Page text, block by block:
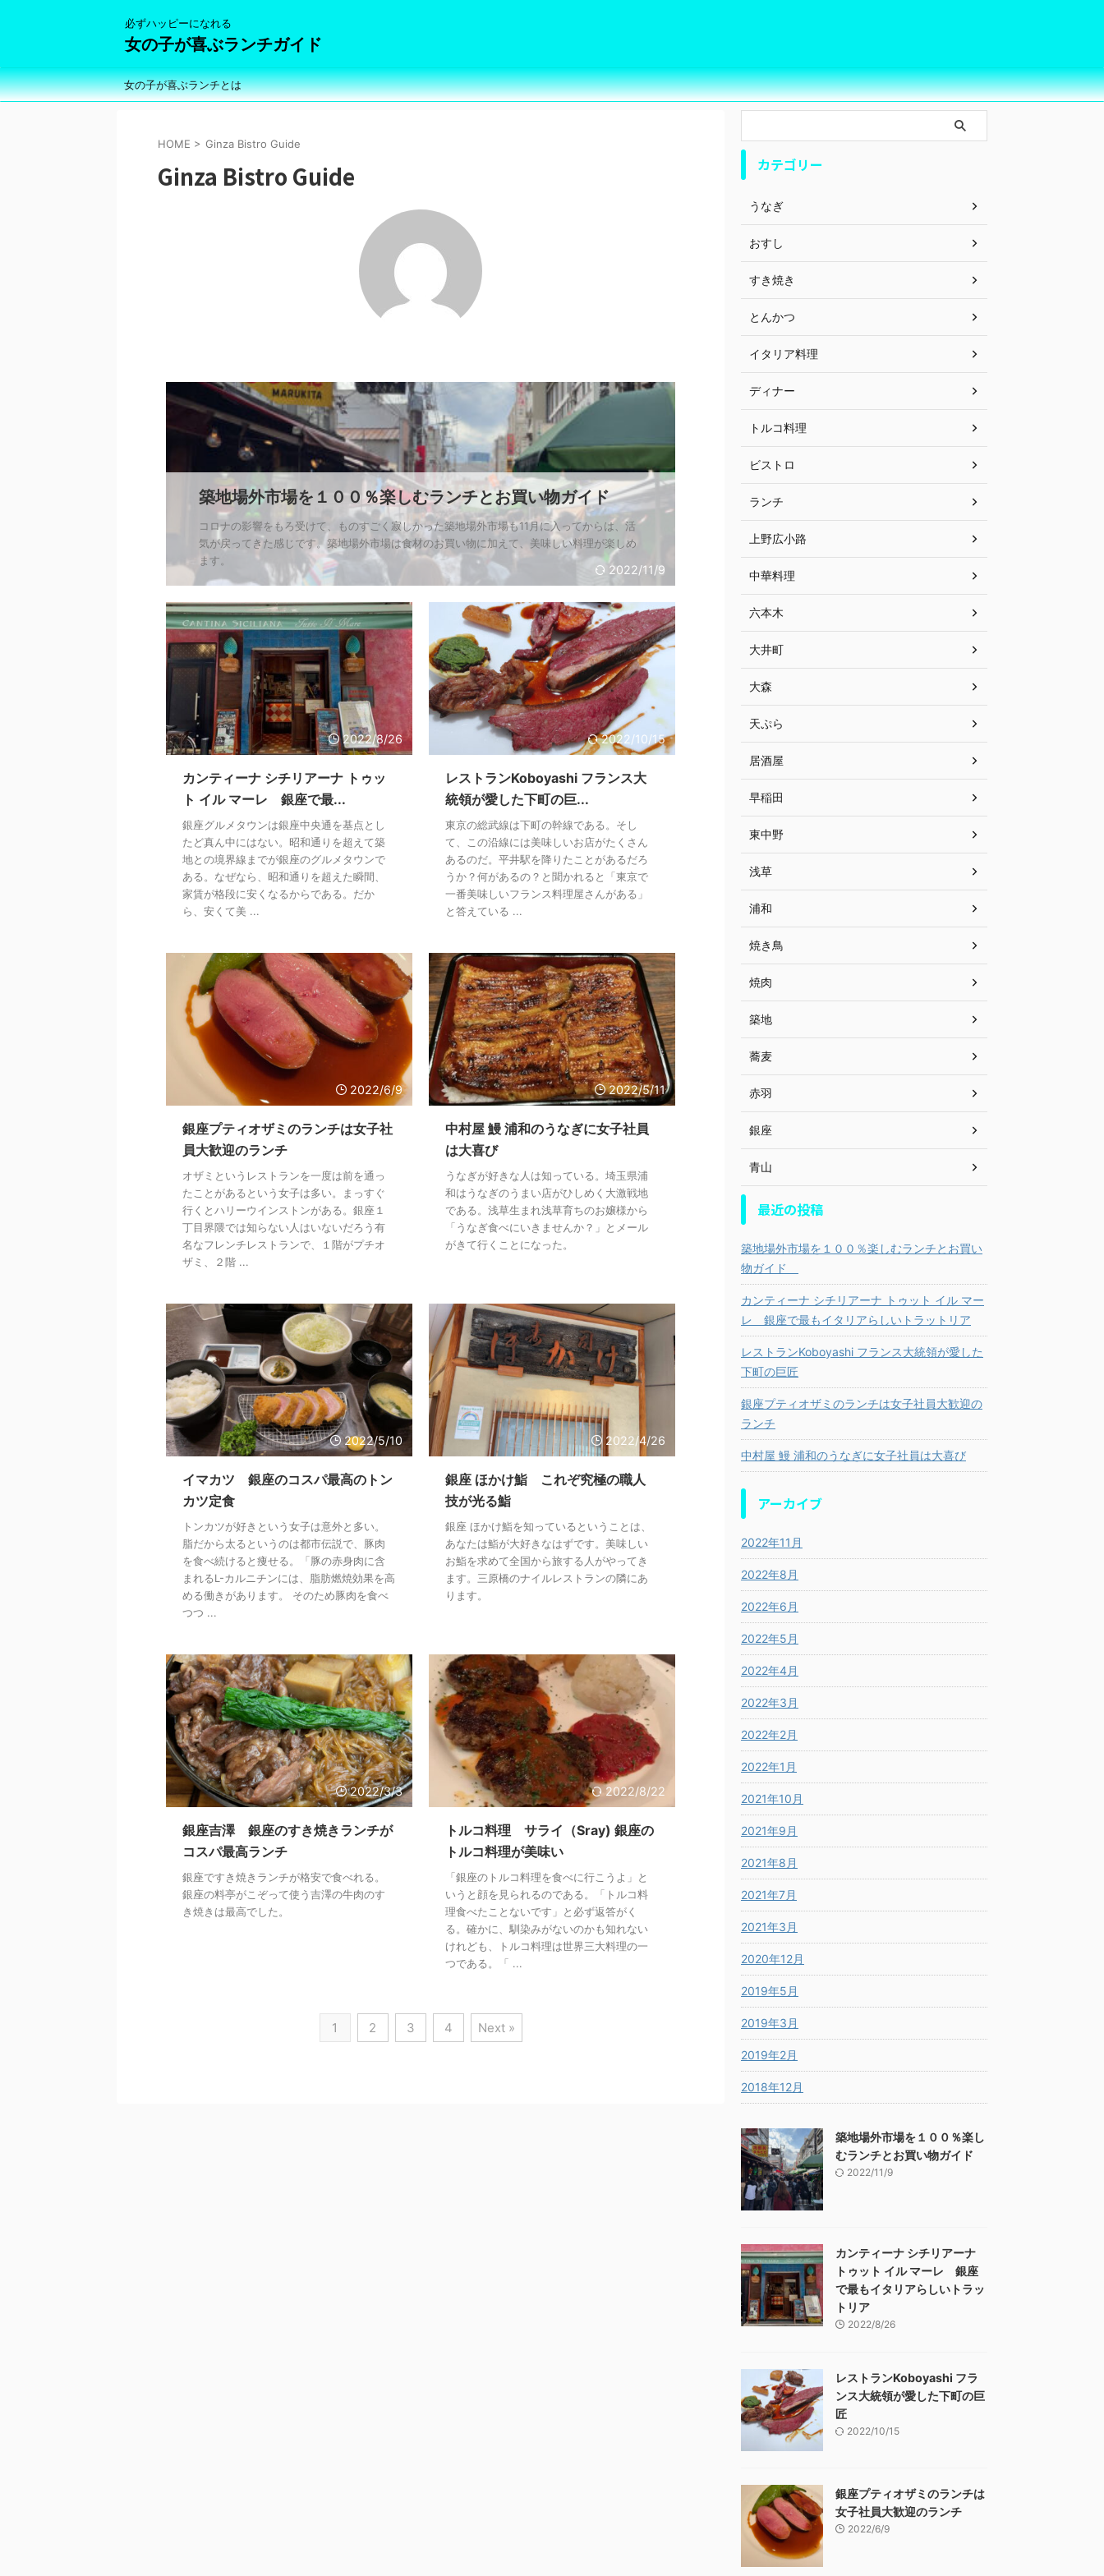
必ずハッピーになれる
女の子が喜ぶランチガイド
女の子が喜ぶランチとは
HOME > Ginza Bistro Guide
Ginza Bistro Guide
2022/11/9
築地場外市場を１００％楽しむランチとお買い物ガイド
コロナの影響をもろ受けて、ものすごく寂しかった築地場外市場も11月に入ってからは、活
気が戻ってきた感じです。築地場外市場は食材のお買い物に加えて、美味しい料理が楽しめ
ます。
2022/8/26
カンティーナ シチリアーナ トゥッ
ト イル マーレ 銀座で最...
銀座グルメタウンは銀座中央通を基点とし
たど真ん中にはない。昭和通りを超えて築
地との境界線までが銀座のグルメタウンで
ある。なぜなら、昭和通りを超えた瞬間、
家賃が格段に安くなるからである。だか
ら、安くて美 ...
2022/10/15
レストランKoboyashi フランス大
統領が愛した下町の巨...
東京の総武線は下町の幹線である。そし
て、この沿線には美味しいお店がたくさん
あるのだ。平井駅を降りたことがあるだろ
うか？何があるの？と聞かれると「東京で
一番美味しいフランス料理屋さんがある」
と答えている ...
2022/6/9
銀座プティオザミのランチは女子社
員大歓迎のランチ
オザミというレストランを一度は前を通っ
たことがあるという女子は多い。まっすぐ
行くとハリーウインストンがある。銀座１
丁目界隈では知らない人はいないだろう有
名なフレンチレストランで、１階がプチオ
ザミ、２階 ...
2022/5/11
中村屋 鰻 浦和のうなぎに女子社員
は大喜び
うなぎが好きな人は知っている。埼玉県浦
和はうなぎのうまい店がひしめく大激戦地
である。浅草生まれ浅草育ちのお嬢様から
「うなぎ食べにいきませんか？」とメール
がきて行くことになった。
2022/5/10
イマカツ 銀座のコスパ最高のトン
カツ定食
トンカツが好きという女子は意外と多い。
脂だから太るというのは都市伝説で、豚肉
を食べ続けると痩せる。「豚の赤身肉に含
まれるL-カルニチンには、脂肪燃焼効果を高
める働きがあります。 そのため豚肉を食べ
つつ ...
2022/4/26
銀座 ほかけ鮨 これぞ究極の職人
技が光る鮨
銀座 ほかけ鮨を知っているということは、
あなたは鮨が大好きなはずです。美味しい
お鮨を求めて全国から旅する人がやってき
ます。三原橋のナイルレストランの隣にあ
ります。
2022/3/3
銀座吉澤 銀座のすき焼きランチが
コスパ最高ランチ
銀座ですき焼きランチが格安で食べれる。
銀座の料亭がこぞって使う吉澤の牛肉のす
き焼きは最高でした。
2022/8/22
トルコ料理 サライ（Sray) 銀座の
トルコ料理が美味い
「銀座のトルコ料理を食べに行こうよ」と
いうと顔を見られるのである。「トルコ料
理食べたことないです」と必ず返答がく
る。確かに、馴染みがないのかも知れない
けれども、トルコ料理は世界三大料理の一
つである。「 ...
1 2 3 4 Next »
カテゴリー
うなぎ
おすし
すき焼き
とんかつ
イタリア料理
ディナー
トルコ料理
ビストロ
ランチ
上野広小路
中華料理
六本木
大井町
大森
天ぷら
居酒屋
早稲田
東中野
浅草
浦和
焼き鳥
焼肉
築地
蕎麦
赤羽
銀座
青山
最近の投稿
築地場外市場を１００％楽しむランチとお買い
物ガイド
カンティーナ シチリアーナ トゥット イル マー
レ 銀座で最もイタリアらしいトラットリア
レストランKoboyashi フランス大統領が愛した
下町の巨匠
銀座プティオザミのランチは女子社員大歓迎の
ランチ
中村屋 鰻 浦和のうなぎに女子社員は大喜び
アーカイブ
2022年11月
2022年8月
2022年6月
2022年5月
2022年4月
2022年3月
2022年2月
2022年1月
2021年10月
2021年9月
2021年8月
2021年7月
2021年3月
2020年12月
2019年5月
2019年3月
2019年2月
2018年12月
築地場外市場を１００％楽し
むランチとお買い物ガイド
2022/11/9
カンティーナ シチリアーナ
トゥット イル マーレ 銀座
で最もイタリアらしいトラッ
トリア
2022/8/26
レストランKoboyashi フラ
ンス大統領が愛した下町の巨
匠
2022/10/15
銀座プティオザミのランチは
女子社員大歓迎のランチ
2022/6/9